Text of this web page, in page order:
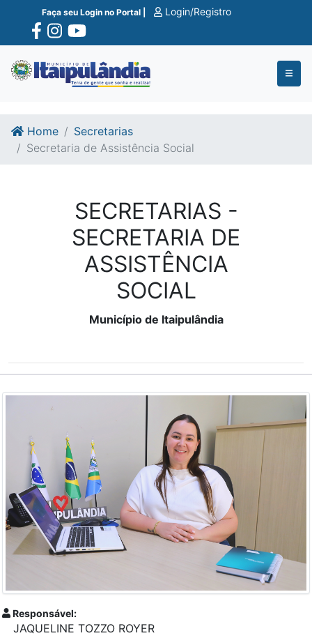
Ir para o conte�do
Ir para o fim do conte�do
Faça seu Login no Portal | Login/Registro
Home
Secretarias
Secretaria de Assistência Social
SECRETARIAS -
SECRETARIA DE
ASSISTÊNCIA
SOCIAL
Município de Itaipulândia
Responsável:
JAQUELINE TOZZO ROYER